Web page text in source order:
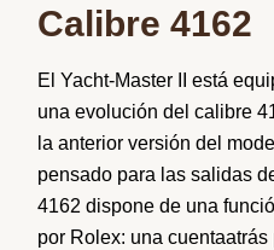
Calibre 4162
El Yacht-Master IIestá
una evolución delcalibre
la anteriorversión del
pensado para las salidas
4162dispone de una
por Rolex: una cuentaatrás